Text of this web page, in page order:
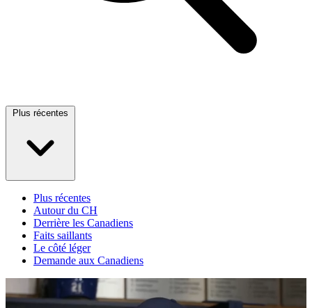
Plus récentes
Plus récentes
Autour du CH
Derrière les Canadiens
Faits saillants
Le côté léger
Demande aux Canadiens